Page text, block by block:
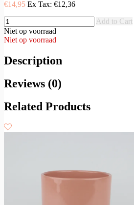
€14,95 Ex Tax: €12,36
Add to Cart
Niet op voorraad
Niet op voorraad
Description
Reviews (0)
Related Products